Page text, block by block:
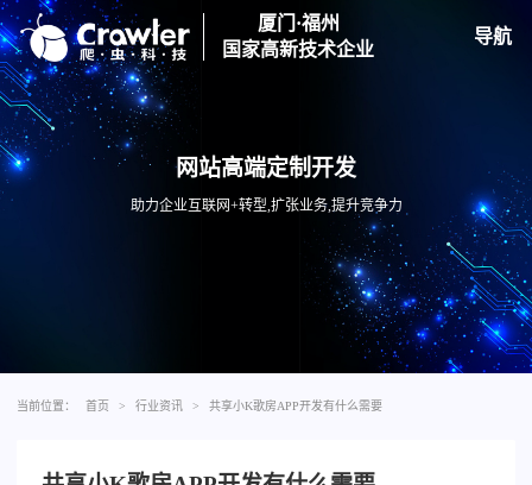
厦门·福州
国家高新技术企业
导航
网站高端定制开发
助力企业互联网+转型,扩张业务,提升竞争力
当前位置： 首页 > 行业资讯 > 共享小K歌房APP开发有什么需要